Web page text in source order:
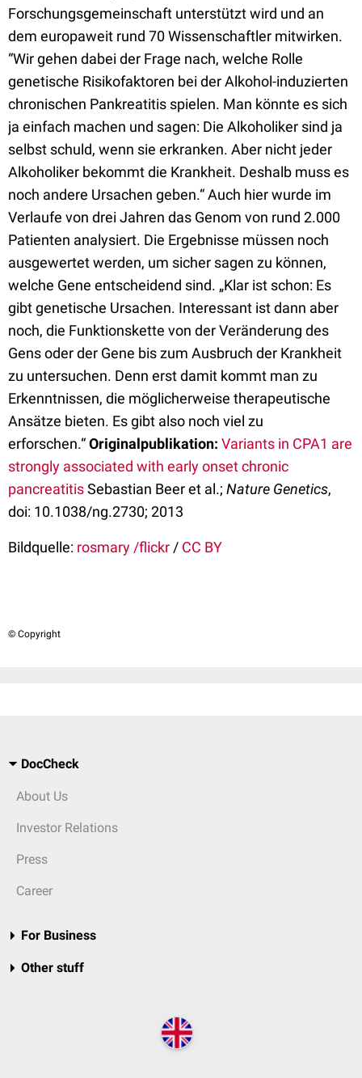
Forschungsgemeinschaft unterstützt wird und an
dem europaweit rund 70 Wissenschaftler mitwirken.
“Wir gehen dabei der Frage nach, welche Rolle
genetische Risikofaktoren bei der Alkohol-induzierten
chronischen Pankreatitis spielen. Man könnte es sich
ja einfach machen und sagen: Die Alkoholiker sind ja
selbst schuld, wenn sie erkranken. Aber nicht jeder
Alkoholiker bekommt die Krankheit. Deshalb muss es
noch andere Ursachen geben.“ Auch hier wurde im
Verlaufe von drei Jahren das Genom von rund 2.000
Patienten analysiert. Die Ergebnisse müssen noch
ausgewertet werden, um sicher sagen zu können,
welche Gene entscheidend sind. „Klar ist schon: Es
gibt genetische Ursachen. Interessant ist dann aber
noch, die Funktionskette von der Veränderung des
Gens oder der Gene bis zum Ausbruch der Krankheit
zu untersuchen. Denn erst damit kommt man zu
Erkenntnissen, die möglicherweise therapeutische
Ansätze bieten. Es gibt also noch viel zu
erforschen.“Originalpublikation: Variants in CPA1 are
strongly associated with early onset chronic
pancreatitisSebastian Beer et al.; Nature Genetics,
doi: 10.1038/ng.2730; 2013
Bildquelle: rosmary /flickr / CC BY
© Copyright
DocCheck
About Us
Investor Relations
Press
Career
For Business
Other stuff